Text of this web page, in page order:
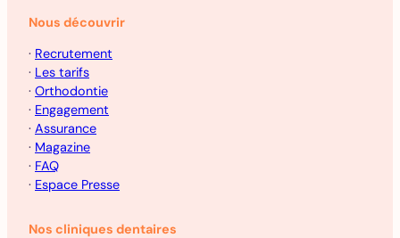
Nous découvrir
· Recrutement
· Les tarifs
· Orthodontie
· Engagement
· Assurance
· Magazine
· FAQ
· Espace Presse
Nos cliniques dentaires